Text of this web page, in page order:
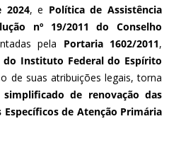
2024, e Política de Assistência
nº 19/2011 do Conselho
pela Portaria 1602/2011,
do Instituto Federal do Espírito
de suas atribuições legais, torna
simplificado de renovação das
Específicos de Atenção Primária